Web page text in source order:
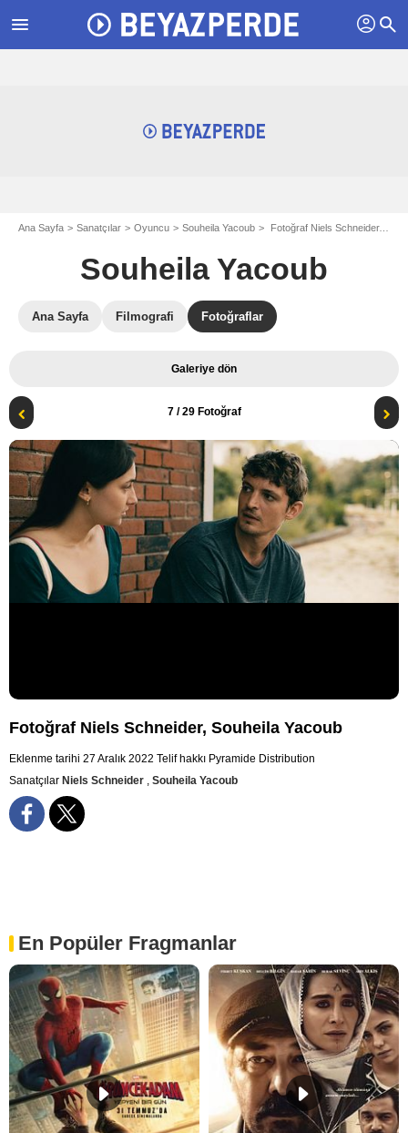
menu profil search
Ana Sayfa Sanatçılar Oyuncu Souheila Yacoub Fotoğraf Niels Schneider, Souheila Yacoub
Souheila Yacoub
Ana Sayfa Filmografi Fotoğraflar
Galeriye dön
7/ 29 Fotoğraf
Fotoğraf Niels Schneider, Souheila Yacoub
Eklenme tarihi 27 Aralık 2022 Telif hakkı Pyramide Distribution
Sanatçılar Niels Schneider , Souheila Yacoub
En Popüler Fragmanlar